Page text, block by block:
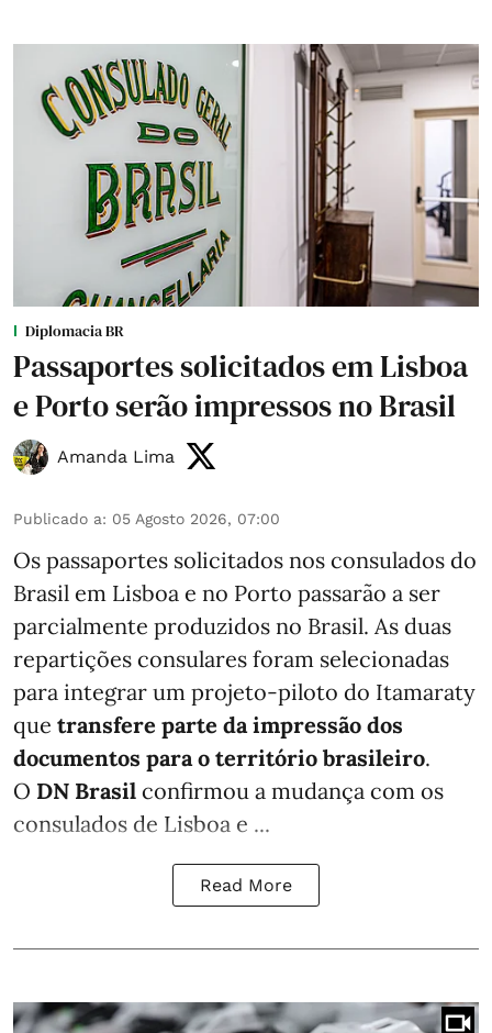
Diplomacia BR
Passaportes solicitados em Lisboa
e Porto serão impressos no Brasil
Amanda Lima
Publicado a: 05 Agosto 2026, 07:00
Os passaportes solicitados nos consulados do
Brasil em Lisboa e no Porto passarão a ser
parcialmente produzidos no Brasil. As duas
repartições consulares foram selecionadas
para integrar um projeto-piloto do Itamaraty
que transfere parte da impressão dos
documentos para o território brasileiro.
O DN Brasil confirmou a mudança com os
consulados de Lisboa e ...
Read More